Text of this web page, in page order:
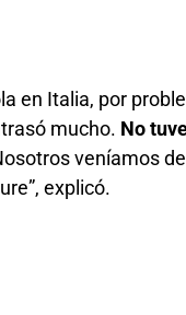
en Italia, por
mucho. No
veníamos
explicó.